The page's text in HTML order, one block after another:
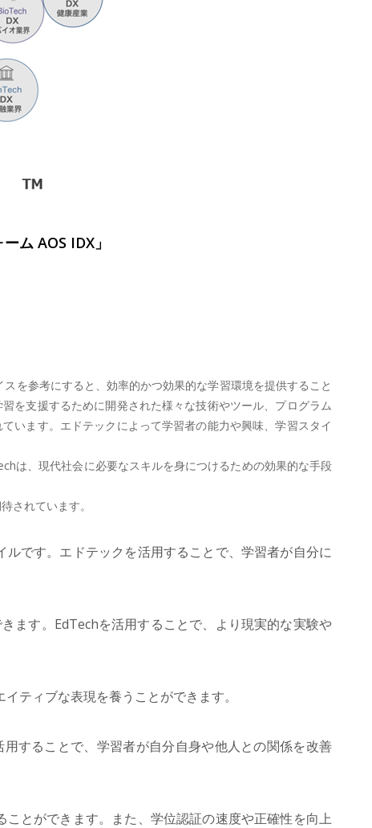
ム AOS IDX」
を参考にすると、効率的かつ効果的な学習環境を提供すること
を支援するために開発された様々な技術やツール、プログラム
います。エドテックによって学習者の能力や興味、学習スタイ
は、現代社会に必要なスキルを身につけるための効果的な手段
されています。
です。エドテックを活用することで、学習者が自分に
ます。EdTechを活用することで、より現実的な実験や
ティブな表現を養うことができます。
することで、学習者が自分自身や他人との関係を改善
とができます。また、学位認証の速度や正確性を向上